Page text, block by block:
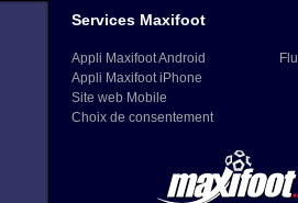
Services Maxifoot
Appli Maxifoot Android
Appli Maxifoot iPhone
Site web Mobile
Choix de consentement